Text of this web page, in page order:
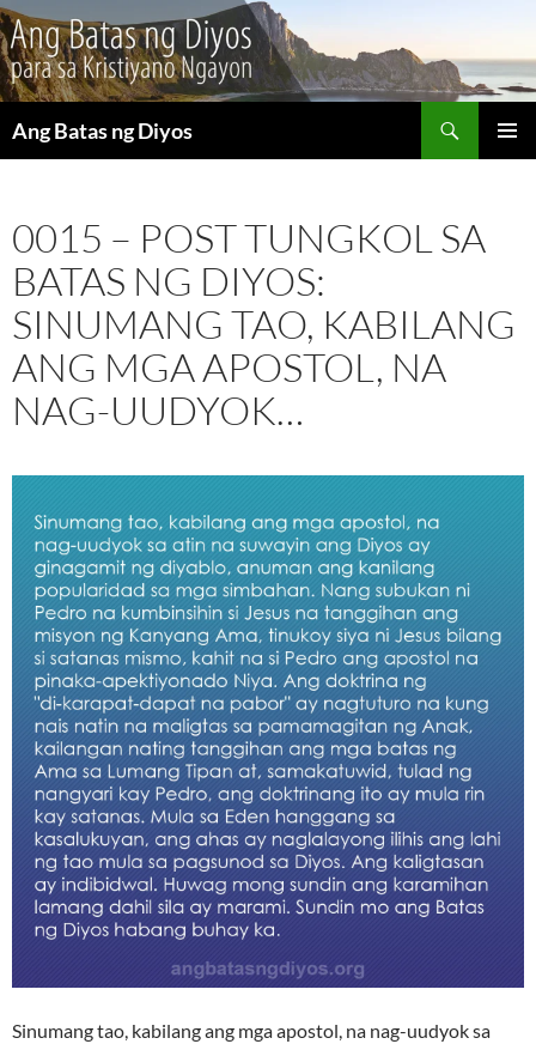
Ang Batas ng Diyos
0015 – POST TUNGKOL SA
BATAS NG DIYOS:
SINUMANG TAO, KABILANG
ANG MGA APOSTOL, NA
NAG-UUDYOK…
Sinumang tao, kabilang ang mga apostol, na nag-uudyok sa